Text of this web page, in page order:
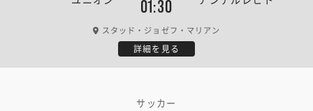
01:30
スタッド・ジョゼフ・マリアン
詳細を見る
サッカー